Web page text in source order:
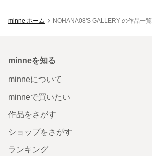
minne ホーム NOHANA08'S GALLERY の作品一覧
minneを知る
minneについて
minneで買いたい
作品をさがす
ショップをさがす
ランキング